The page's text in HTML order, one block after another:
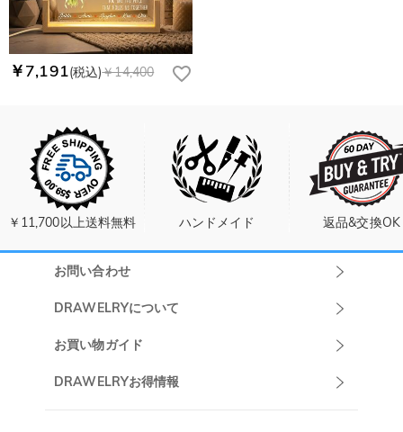
￥7,191(税込)￥14,400
￥11,700以上送料無料 ハンドメイド 返品&交換OK
お問い合わせ
DRAWELRYについて
DRAWELRYについて
お買い物ガイド
発送について
DRAWELRYお得情報